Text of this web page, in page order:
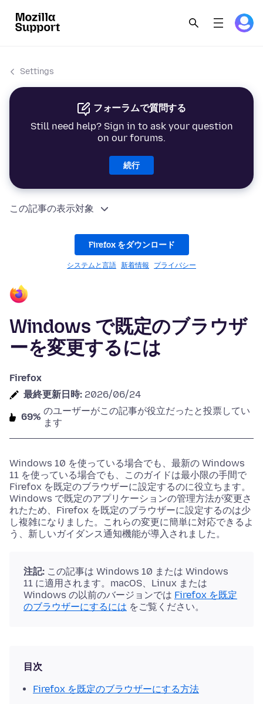
Settings
フォーラムで質問する
Still need help? Sign in to ask your question
on our forums.
続行
この記事の表示対象
Firefox をダウンロード
システムと言語 新着情報 プライバシー
Windows で既定のブラウザ
ーを変更するには
Firefox
最終更新日時: 2026/06/24
69%
のユーザーがこの記事が役立だったと投票してい
ます
Windows 10 を使っている場合でも、最新の Windows
11 を使っている場合でも、このガイドは最小限の手間で
Firefox を既定のブラウザーに設定するのに役立ちます。
Windows で既定のアプリケーションの管理方法が変更さ
れたため、Firefox を既定のブラウザーに設定するのは少
し複雑になりました。これらの変更に簡単に対応できるよ
う、新しいガイダンス通知機能が導入されました。
注記: この記事は Windows 10 または Windows
11 に適用されます。macOS、Linux または
Windows の以前のバージョンでは Firefox を既定
のブラウザーにするには をご覧ください。
目次
Firefox を既定のブラウザーにする方法